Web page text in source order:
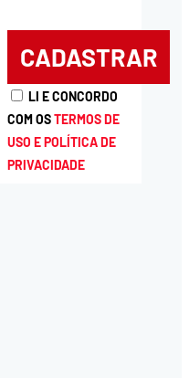
LI E CONCORDO
COM OSTERMOS DE
USO E POLÍTICA DE
PRIVACIDADE